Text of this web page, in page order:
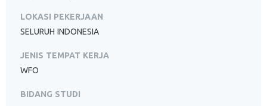
LOKASI PEKERJAAN
SELURUH INDONESIA
JENIS TEMPAT KERJA
WFO
BIDANG STUDI